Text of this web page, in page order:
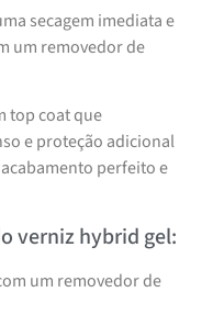
secagem imediata e
um removedor de
top coat que
e proteção adicional
perfeito e
verniz hybrid gel:
um removedor de